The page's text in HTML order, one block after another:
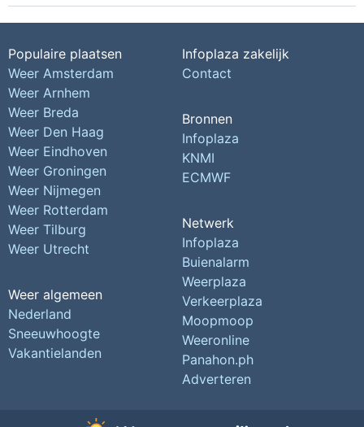
Populaire plaatsen
Weer Amsterdam
Weer Arnhem
Weer Breda
Weer Den Haag
Weer Eindhoven
Weer Groningen
Weer Nijmegen
Weer Rotterdam
Weer Tilburg
Weer Utrecht
Weer algemeen
Nederland
Sneeuwhoogte
Vakantielanden
Infoplaza zakelijk
Contact
Bronnen
Infoplaza
KNMI
ECMWF
Netwerk
Infoplaza
Buienalarm
Weerplaza
Verkeerplaza
Moopmoop
Weeronline
Panahon.ph
Adverteren